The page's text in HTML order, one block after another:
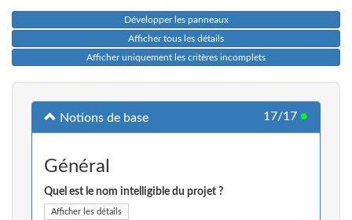
Développer les panneaux
Afficher tous les détails
Afficher uniquement les critères incomplets
Notions de base 17/17 ●
Général
Quel est le nom intelligible du projet ?
Afficher les détails